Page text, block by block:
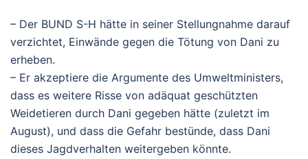
– Der BUND S-H hätte in seiner Stellungnahme darauf
verzichtet, Einwände gegen die Tötung von Dani zu
erheben.
– Er akzeptiere die Argumente des Umweltministers,
dass es weitere Risse von adäquat geschützten
Weidetieren durch Dani gegeben hätte (zuletzt im
August), und dass die Gefahr bestünde, dass Dani
dieses Jagdverhalten weitergeben könnte.